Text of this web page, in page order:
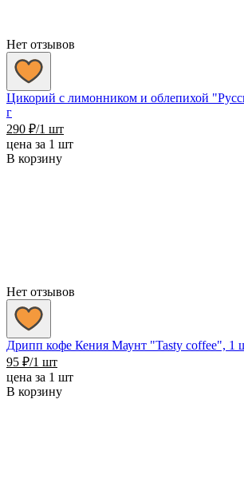
Нет отзывов
Цикорий с лимонником и облепихой
г
290 ₽/1 шт
цена за 1 шт
В корзину
Нет отзывов
Дрипп кофе Кения Маунт "Tasty coffee", 1
95 ₽/1 шт
цена за 1 шт
В корзину